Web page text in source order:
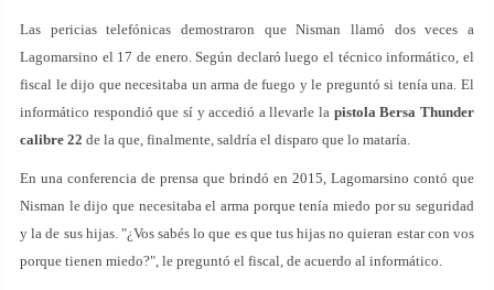
Las pericias telefónicas demostraron que Nisman llamó dos veces a
Lagomarsino el 17 de enero. Según declaró luego el técnico informático, el
fiscal le dijo que necesitaba un arma de fuego y le preguntó si tenía una. El
informático respondió que sí y accedió a llevarle la pistola Bersa Thunder
calibre 22 de la que, finalmente, saldría el disparo que lo mataría.
En una conferencia de prensa que brindó en 2015, Lagomarsino contó que
Nisman le dijo que necesitaba el arma porque tenía miedo por su seguridad
y la de sus hijas. "¿Vos sabés lo que es que tus hijas no quieran estar con vos
porque tienen miedo?", le preguntó el fiscal, de acuerdo al informático.